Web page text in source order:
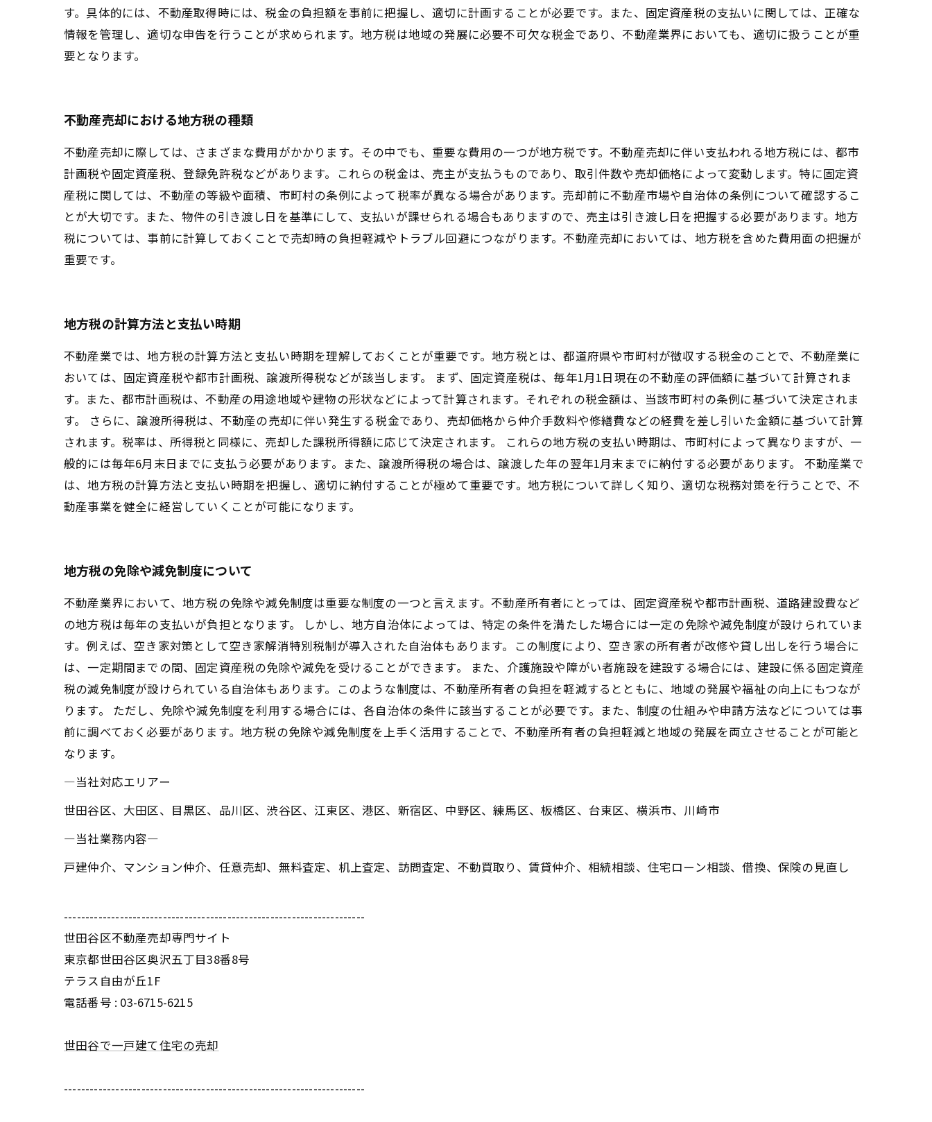
す。具体的には、不動産取得時には、税金の負担額を事前に把握し、適切に計画することが必要です。また、固定資産税の支払いに関しては、正確な
情報を管理し、適切な申告を行うことが求められます。地方税は地域の発展に必要不可欠な税金であり、不動産業界においても、適切に扱うことが重
要となります。
不動産売却における地方税の種類
不動産売却に際しては、さまざまな費用がかかります。その中でも、重要な費用の一つが地方税です。不動産売却に伴い支払われる地方税には、都市
計画税や固定資産税、登録免許税などがあります。これらの税金は、売主が支払うものであり、取引件数や売却価格によって変動します。特に固定資
産税に関しては、不動産の等級や面積、市町村の条例によって税率が異なる場合があります。売却前に不動産市場や自治体の条例について確認するこ
とが大切です。また、物件の引き渡し日を基準にして、支払いが課せられる場合もありますので、売主は引き渡し日を把握する必要があります。地方
税については、事前に計算しておくことで売却時の負担軽減やトラブル回避につながります。不動産売却においては、地方税を含めた費用面の把握が
重要です。
地方税の計算方法と支払い時期
不動産業では、地方税の計算方法と支払い時期を理解しておくことが重要です。地方税とは、都道府県や市町村が徴収する税金のことで、不動産業に
おいては、固定資産税や都市計画税、譲渡所得税などが該当します。 まず、固定資産税は、毎年1月1日現在の不動産の評価額に基づいて計算されま
す。また、都市計画税は、不動産の用途地域や建物の形状などによって計算されます。それぞれの税金額は、当該市町村の条例に基づいて決定されま
す。 さらに、譲渡所得税は、不動産の売却に伴い発生する税金であり、売却価格から仲介手数料や修繕費などの経費を差し引いた金額に基づいて計算
されます。税率は、所得税と同様に、売却した課税所得額に応じて決定されます。 これらの地方税の支払い時期は、市町村によって異なりますが、一
般的には毎年6月末日までに支払う必要があります。また、譲渡所得税の場合は、譲渡した年の翌年1月末までに納付する必要があります。 不動産業で
は、地方税の計算方法と支払い時期を把握し、適切に納付することが極めて重要です。地方税について詳しく知り、適切な税務対策を行うことで、不
動産事業を健全に経営していくことが可能になります。
地方税の免除や減免制度について
不動産業界において、地方税の免除や減免制度は重要な制度の一つと言えます。不動産所有者にとっては、固定資産税や都市計画税、道路建設費など
の地方税は毎年の支払いが負担となります。 しかし、地方自治体によっては、特定の条件を満たした場合には一定の免除や減免制度が設けられていま
す。例えば、空き家対策として空き家解消特別税制が導入された自治体もあります。この制度により、空き家の所有者が改修や貸し出しを行う場合に
は、一定期間までの間、固定資産税の免除や減免を受けることができます。 また、介護施設や障がい者施設を建設する場合には、建設に係る固定資産
税の減免制度が設けられている自治体もあります。このような制度は、不動産所有者の負担を軽減するとともに、地域の発展や福祉の向上にもつなが
ります。 ただし、免除や減免制度を利用する場合には、各自治体の条件に該当することが必要です。また、制度の仕組みや申請方法などについては事
前に調べておく必要があります。地方税の免除や減免制度を上手く活用することで、不動産所有者の負担軽減と地域の発展を両立させることが可能と
なります。
―当社対応エリアー
世田谷区、大田区、目黒区、品川区、渋谷区、江東区、港区、新宿区、中野区、練馬区、板橋区、台東区、横浜市、川崎市
―当社業務内容―
戸建仲介、マンション仲介、任意売却、無料査定、机上査定、訪問査定、不動買取り、賃貸仲介、相続相談、住宅ローン相談、借換、保険の見直し
----------------------------------------------------------------------
世田谷区不動産売却専門サイト
東京都世田谷区奥沢五丁目38番8号
テラス自由が丘1F
電話番号 : 03-6715-6215
世田谷で一戸建て住宅の売却
----------------------------------------------------------------------